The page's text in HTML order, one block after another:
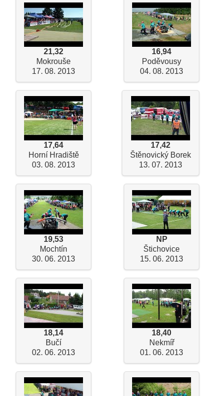
21,32
Mokrouše
17. 08. 2013
16,94
Poděvousy
04. 08. 2013
17,64
Horní Hradiště
03. 08. 2013
17,42
Štěnovický Borek
13. 07. 2013
19,53
Mochtín
30. 06. 2013
NP
Štichovice
15. 06. 2013
18,14
Bučí
02. 06. 2013
18,40
Nekmíř
01. 06. 2013